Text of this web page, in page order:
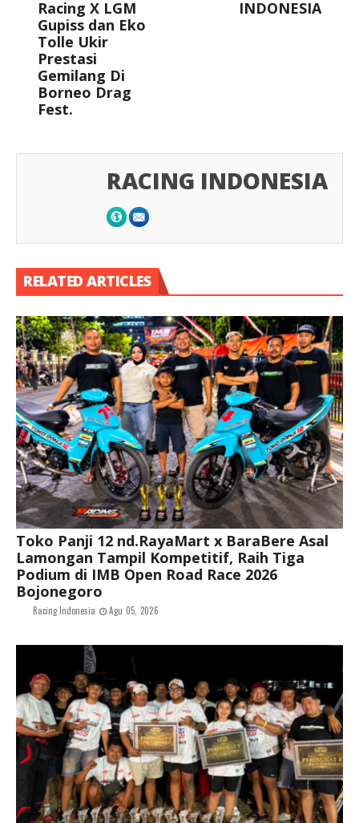
Racing X LGM
Gupiss dan Eko
Tolle Ukir
Prestasi
Gemilang Di
Borneo Drag
Fest.
INDONESIA
RACING INDONESIA
RELATED ARTICLES
Toko Panji 12 nd.RayaMart x BaraBere Asal
Lamongan Tampil Kompetitif, Raih Tiga
Podium di IMB Open Road Race 2026
Bojonegoro
Racing Indonesia Agu 05, 2026